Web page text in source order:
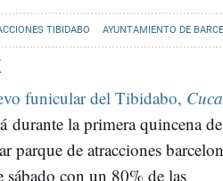
TIBIDABO AYUNTAMIENTO DE
funicular del Tibidabo,
durante la primera quincena de
parque de atracciones
sábado con un 80% de las